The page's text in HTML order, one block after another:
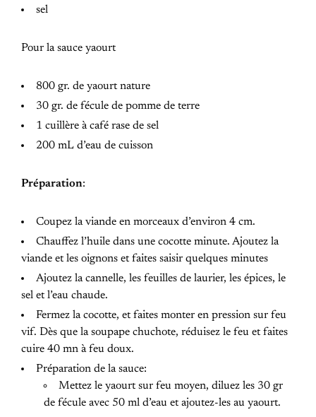
sel
Pour la sauce yaourt
800 gr. de yaourt nature
30 gr. de fécule de pomme de terre
1 cuillère à café rase de sel
200 mL d’eau de cuisson
Préparation:
Coupez la viande en morceaux d’environ 4 cm.
Chauffez l’huile dans une cocotte minute. Ajoutez la
viande et les oignons et faites saisir quelques minutes
Ajoutez la cannelle, les feuilles de laurier, les épices, le
sel et l’eau chaude.
Fermez la cocotte, et faites monter en pression sur feu
vif. Dès que la soupape chuchote, réduisez le feu et faites
cuire 40 mn à feu doux.
Préparation de la sauce:
Mettez le yaourt sur feu moyen, diluez les 30 gr
de fécule avec 50 ml d’eau et ajoutez-les au yaourt.